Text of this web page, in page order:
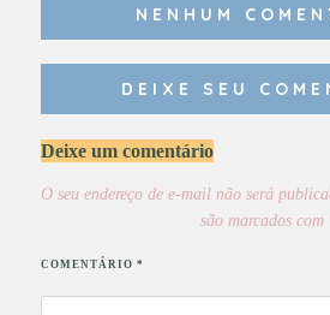
NENHUM
DEIXE SEU
Deixe um comentário
O seu endereço de e-mail não será
são marcados com
COMENTÁRIO *